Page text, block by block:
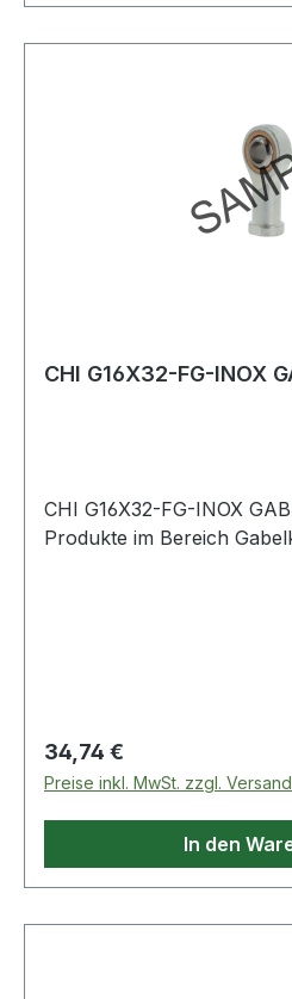
CHI G16X32-FG-INOX
CHI G16X32-FG-INOX
Produkte im
Regulärer Preis:
34,74 €
Preise inkl. MwSt. zzgl.
In den